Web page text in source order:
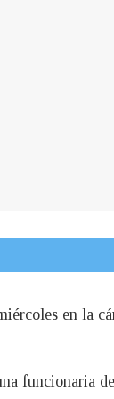
en la
funcionaria